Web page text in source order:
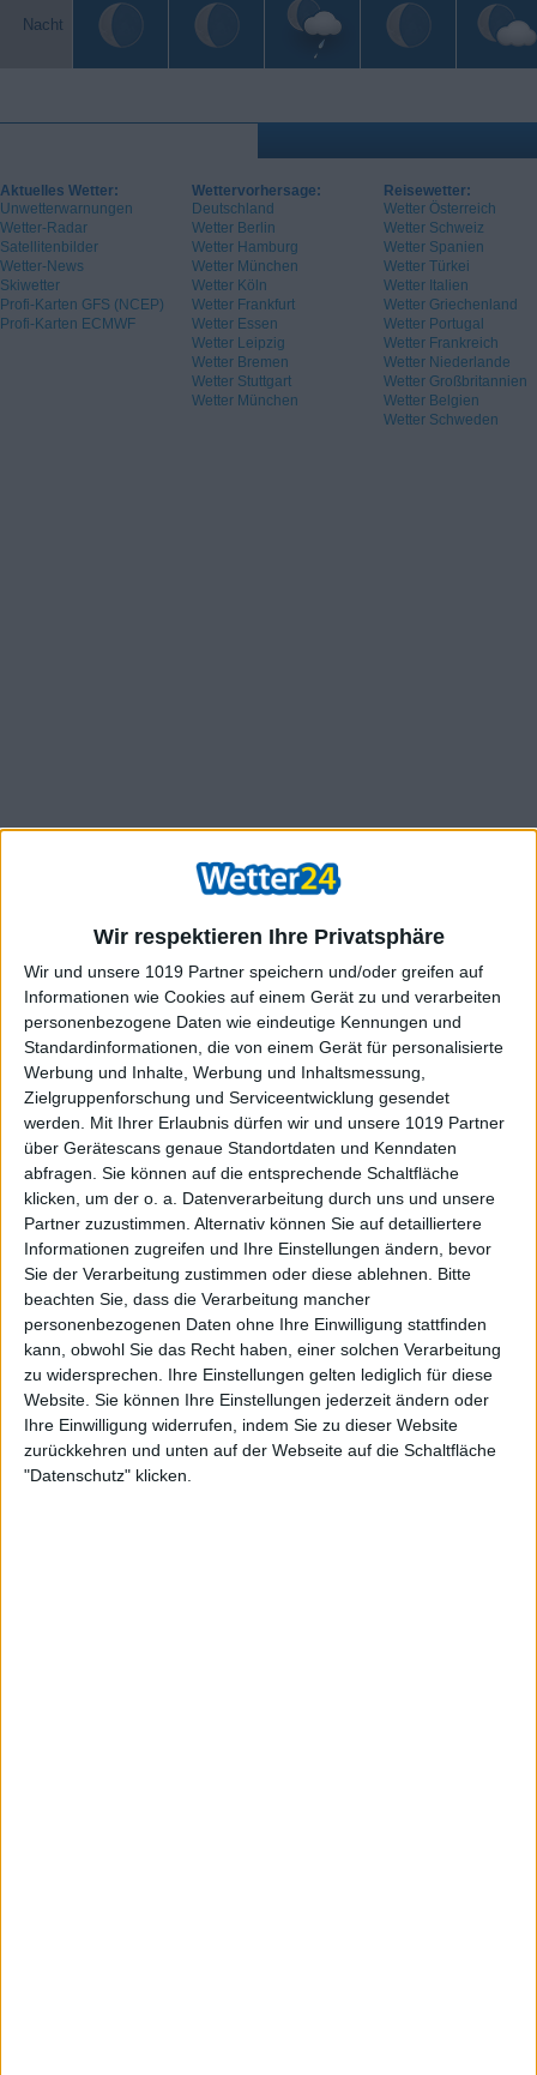
Wir respektieren Ihre Privatsphäre
Wir und unsere 1019 Partner speichern und/oder greifen auf
Informationen wie Cookies auf einem Gerät zu und verarbeiten
personenbezogene Daten wie eindeutige Kennungen und
Standardinformationen, die von einem Gerät für personalisierte
Werbung und Inhalte, Werbung und Inhaltsmessung,
Zielgruppenforschung und Serviceentwicklung gesendet
werden.
Mit Ihrer Erlaubnis dürfen wir und unsere 1019 Partner
über Gerätescans genaue Standortdaten und Kenndaten
abfragen. Sie können auf die entsprechende Schaltfläche
klicken, um der o. a. Datenverarbeitung durch uns und unsere
Partner zuzustimmen. Alternativ können Sie auf detailliertere
Informationen zugreifen und Ihre Einstellungen ändern, bevor
Sie der Verarbeitung zustimmen oder diese ablehnen.
Bitte
beachten Sie, dass die Verarbeitung mancher
personenbezogenen Daten ohne Ihre Einwilligung stattfinden
kann, obwohl Sie das Recht haben, einer solchen Verarbeitung
zu widersprechen. Ihre Einstellungen gelten lediglich für diese
Website. Sie können Ihre Einstellungen jederzeit ändern oder
Ihre Einwilligung widerrufen, indem Sie zu dieser Website
zurückkehren und unten auf der Webseite auf die Schaltfläche
"Datenschutz" klicken.
Nacht
Aktuelles Wetter:
Unwetterwarnungen
Wetter-Radar
Satellitenbilder
Wetter-News
Skiwetter
Profi-Karten GFS (NCEP)
Profi-Karten ECMWF
Wettervorhersage:
Deutschland
Wetter Berlin
Wetter Hamburg
Wetter München
Wetter Köln
Wetter Frankfurt
Wetter Essen
Wetter Leipzig
Wetter Bremen
Wetter Stuttgart
Wetter München
Reisewetter:
Wetter Österreich
Wetter Schweiz
Wetter Spanien
Wetter Türkei
Wetter Italien
Wetter Griechenland
Wetter Portugal
Wetter Frankreich
Wetter Niederlande
Wetter Großbritannien
Wetter Belgien
Wetter Schweden